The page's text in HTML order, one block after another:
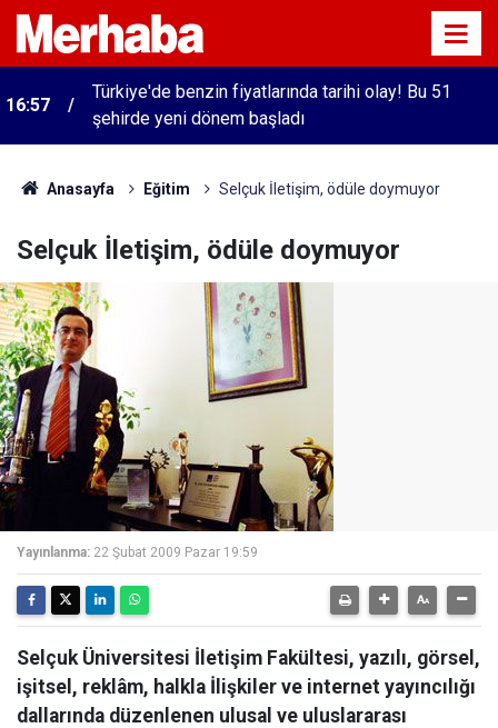
16:57
Türkiye'de benzin fiyatlarında tarihi olay! Bu 51
şehirde yeni dönem başladı
Anasayfa Eğitim Selçuk İletişim, ödüle doymuyor
Selçuk İletişim, ödüle doymuyor
Yayınlanma: 22 Şubat 2009 Pazar 19:59
Selçuk Üniversitesi İletişim Fakültesi, yazılı, görsel,
işitsel, reklâm, halkla İlişkiler ve internet yayıncılığı
dallarında düzenlenen ulusal ve uluslararası